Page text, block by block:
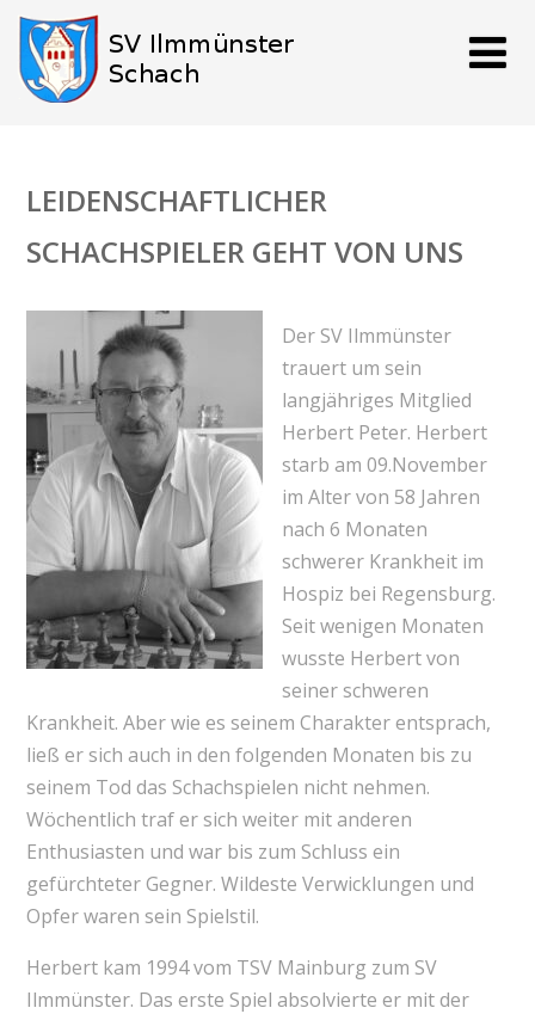
LEIDENSCHAFTLICHER
SCHACHSPIELER GEHT VON UNS
Der SV Ilmmünster
trauert um sein
langjähriges Mitglied
Herbert Peter. Herbert
starb am 09.November
im Alter von 58 Jahren
nach 6 Monaten
schwerer Krankheit im
Hospiz bei Regensburg.
Seit wenigen Monaten
wusste Herbert von
seiner schweren
Krankheit. Aber wie es seinem Charakter entsprach,
ließ er sich auch in den folgenden Monaten bis zu
seinem Tod das Schachspielen nicht nehmen.
Wöchentlich traf er sich weiter mit anderen
Enthusiasten und war bis zum Schluss ein
gefürchteter Gegner. Wildeste Verwicklungen und
Opfer waren sein Spielstil.
Herbert kam 1994 vom TSV Mainburg zum SV
Ilmmünster. Das erste Spiel absolvierte er mit der